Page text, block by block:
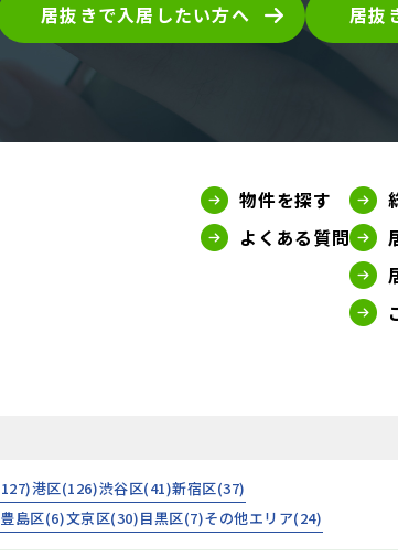
居抜きで入居したい方へ 居抜
物件を探す
よくある質問
127)港区(126)渋谷区(41)新宿区(37)
豊島区(6)文京区(30)目黒区(7)その他エリア(24)